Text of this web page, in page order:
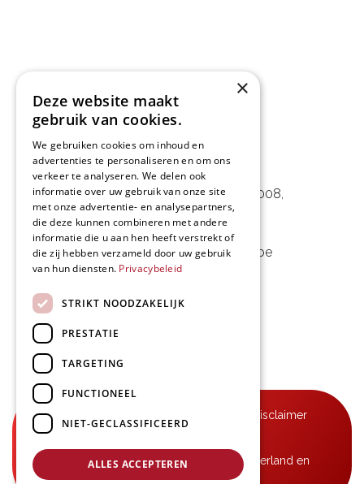
L&D Foodpartner BV
Noorwegenstraat 29D, Haven 8008,
9940 Evergem, BE
09 253 49 57- mail@delmo.be
BE 0768.656.308
Volg ons
Disclaimer
B2B-leveringen in België, Frankrijk, Nederland en
×
Deze website maakt
gebruik van cookies.
We gebruiken cookies om inhoud en
advertenties te personaliseren en om ons
verkeer te analyseren. We delen ook
informatie over uw gebruik van onze site
met onze advertentie- en analysepartners,
die deze kunnen combineren met andere
informatie die u aan hen heeft verstrekt of
die zij hebben verzameld door uw gebruik
van hun diensten. Privacybeleid
STRIKT NOODZAKELIJK
PRESTATIE
TARGETING
FUNCTIONEEL
NIET-GECLASSIFICEERD
ALLES ACCEPTEREN